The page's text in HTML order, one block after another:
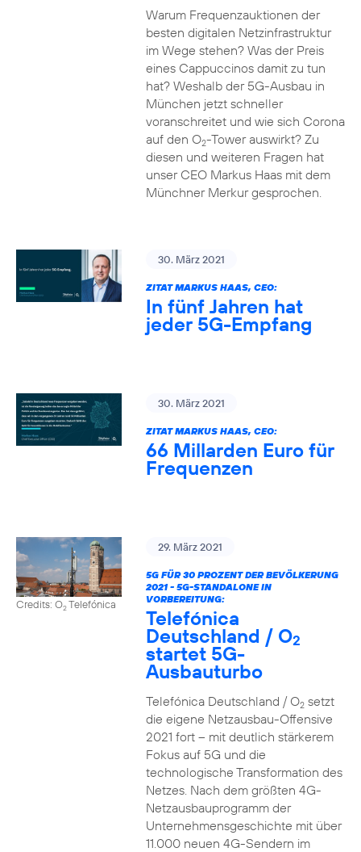
Warum Frequenzauktionen der
besten digitalen Netzinfrastruktur
im Wege stehen? Was der Preis
eines Cappuccinos damit zu tun
hat? Weshalb der 5G-Ausbau in
München jetzt schneller
voranschreitet und wie sich Corona
auf den O2-Tower auswirkt? Zu
diesen und weiteren Fragen hat
unser CEO Markus Haas mit dem
Münchner Merkur gesprochen.
30. März 2021
ZITAT MARKUS HAAS, CEO:
In fünf Jahren hat
jeder 5G-Empfang
30. März 2021
ZITAT MARKUS HAAS, CEO:
66 Millarden Euro für
Frequenzen
Credits: O2Telefónica
29. März 2021
5G FÜR 30 PROZENT DER BEVÖLKERUNG
2021 - 5G-STANDALONE IN
VORBEREITUNG:
Telefónica
Deutschland / O2
startet 5G-
Ausbauturbo
Telefónica Deutschland / O2setzt
die eigene Netzausbau-Offensive
2021 fort – mit deutlich stärkerem
Fokus auf 5G und die
technologische Transformation des
Netzes. Nach dem größten 4G-
Netzausbauprogramm der
Unternehmensgeschichte mit über
11.000 neuen 4G-Sendern im